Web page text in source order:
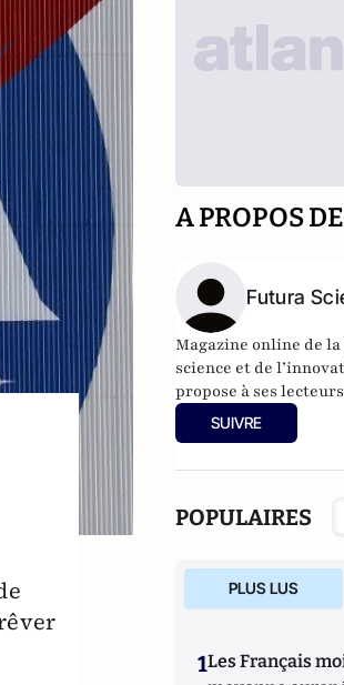
A PROPOS
Futura
Magazine online de
science et de
propose à ses
en permanence et
SUIVRE
POPULAIRES
PLUS LUS
1Les Français